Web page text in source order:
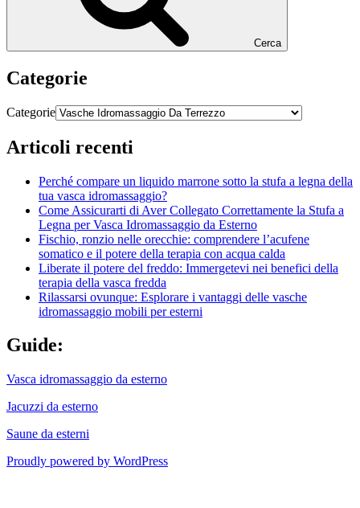
Cerca
Categorie
Categorie
Articoli recenti
Perché compare un liquido marrone sotto la stufa a legna della
tua vasca idromassaggio?
Come Assicurarti di Aver Collegato Correttamente la Stufa a
Legna per Vasca Idromassaggio da Esterno
Fischio, ronzio nelle orecchie: comprendere l’acufene
somatico e il potere della terapia con acqua calda
Liberate il potere del freddo: Immergetevi nei benefici della
terapia della vasca fredda
Rilassarsi ovunque: Esplorare i vantaggi delle vasche
idromassaggio mobili per esterni
Guide:
Vasca idromassaggio da esterno
Jacuzzi da esterno
Saune da esterni
Proudly powered by WordPress